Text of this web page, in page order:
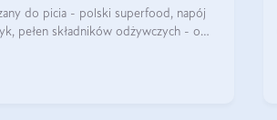
do picia - polski superfood, napój
pełen składników odżywczych - o